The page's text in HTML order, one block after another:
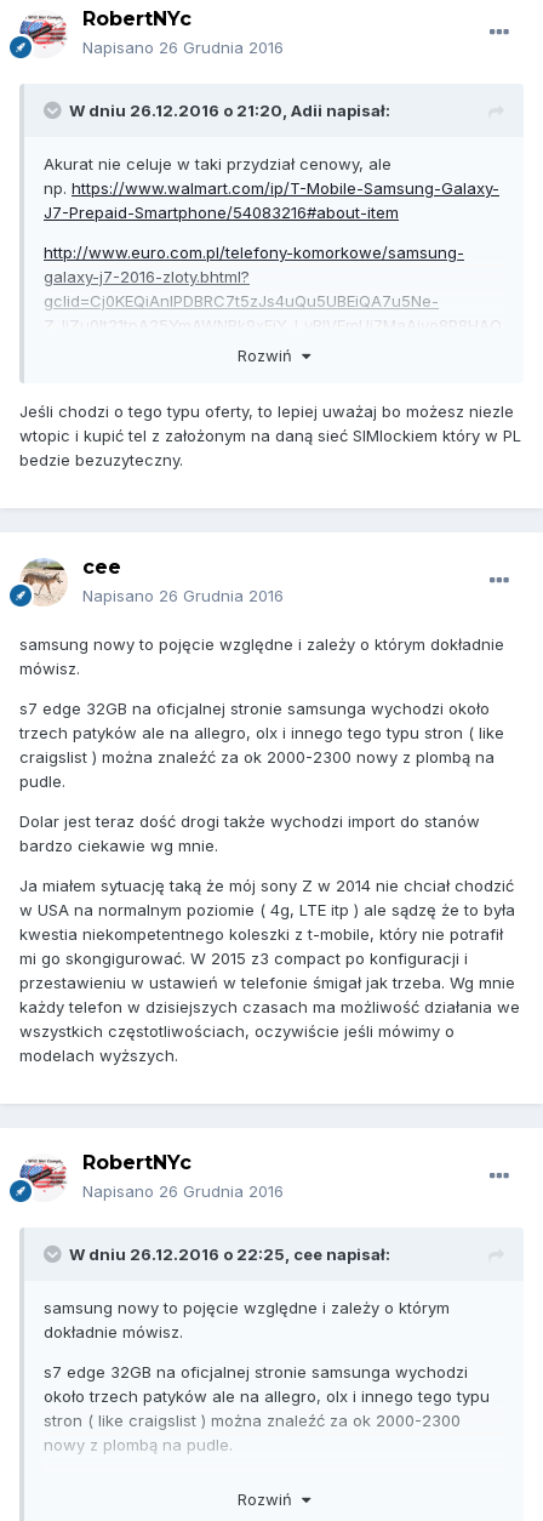
RobertNYc
Napisano 26 Grudnia 2016
W dniu 26.12.2016 o 21:20, Adii napisał:
Akurat nie celuje w taki przydział cenowy, ale
np. https://www.walmart.com/ip/T-Mobile-Samsung-Galaxy-
J7-Prepaid-Smartphone/54083216#about-item
http://www.euro.com.pl/telefony-komorkowe/samsung-
galaxy-j7-2016-zloty.bhtml?
gclid=Cj0KEQiAnIPDBRC7t5zJs4uQu5UBEiQA7u5Ne-
Z_ljZu0It21tpA25YmAWNRk9xEiY_I_yRIVEmUi7MaAjvo8P8HAQ
&gclsrc=aw.ds&dclid=CLXFpa7kktECFRqLdwodiZQA6Q
Mając już 100$ w kieszeni bardziej opłaca mi się kupić jakiś
telefonik w USA
Rozwiń
Jeśli chodzi o tego typu oferty, to lepiej uważaj bo możesz niezle
wtopic i kupić tel z założonym na daną sieć SIMlockiem który w PL
bedzie bezuzyteczny.
cee
Napisano 26 Grudnia 2016
samsung nowy to pojęcie względne i zależy o którym dokładnie
mówisz.
s7 edge 32GB na oficjalnej stronie samsunga wychodzi około
trzech patyków ale na allegro, olx i innego tego typu stron ( like
craigslist ) można znaleźć za ok 2000-2300 nowy z plombą na
pudle.
Dolar jest teraz dość drogi także wychodzi import do stanów
bardzo ciekawie wg mnie.
Ja miałem sytuację taką że mój sony Z w 2014 nie chciał chodzić
w USA na normalnym poziomie ( 4g, LTE itp ) ale sądzę że to była
kwestia niekompetentnego koleszki z t-mobile, który nie potrafił
mi go skongigurować. W 2015 z3 compact po konfiguracji i
przestawieniu w ustawień w telefonie śmigał jak trzeba. Wg mnie
każdy telefon w dzisiejszych czasach ma możliwość działania we
wszystkich częstotliwościach, oczywiście jeśli mówimy o
modelach wyższych.
RobertNYc
Napisano 26 Grudnia 2016
W dniu 26.12.2016 o 22:25, cee napisał:
samsung nowy to pojęcie względne i zależy o którym
dokładnie mówisz.
s7 edge 32GB na oficjalnej stronie samsunga wychodzi
około trzech patyków ale na allegro, olx i innego tego typu
stron ( like craigslist ) można znaleźć za ok 2000-2300
nowy z plombą na pudle.
bardzo ciekawie wg mnie.
Rozwiń